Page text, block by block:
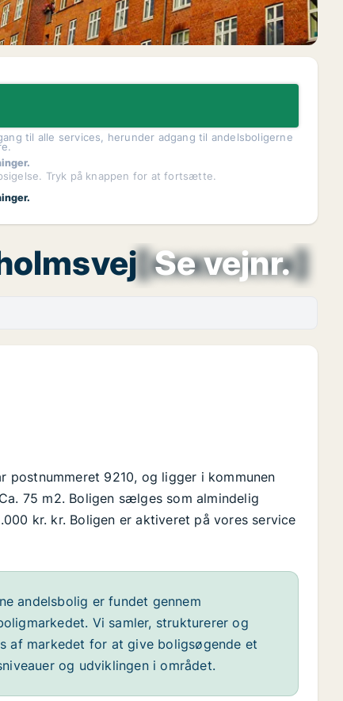
til alle services, herunder adgang til andelsboligerne
Tryk på knappen for at fortsætte.
Se vejnr.
[xxxxxxxx]
postnummeret 9210, og ligger i kommunen
75 m2. Boligen sælges som almindelig
kr. kr. Boligen er aktiveret på vores service
andelsbolig er fundet gennem
Vi samler, strukturerer og
af markedet for at give boligsøgende et
og udviklingen i området.